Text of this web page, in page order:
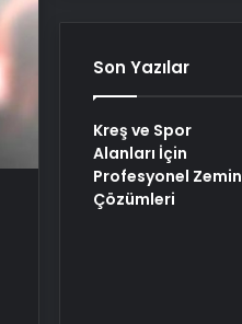
Son Yazılar
Kreş ve Spor
Alanları İçin
Profesyonel Zemin
Çözümleri